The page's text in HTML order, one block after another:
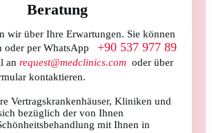
Beratung
wir über Ihre Erwartungen. Sie können
oder per WhatsApp +90 537 977 89
an request@medclinics.com oder über
kontaktieren.
Vertragskrankenhäuser, Kliniken und
bezüglich der von Ihnen
mit Ihnen in